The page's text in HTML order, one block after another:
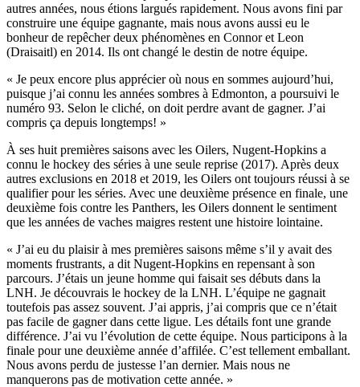
autres années, nous étions largués rapidement. Nous avons fini par
construire une équipe gagnante, mais nous avons aussi eu le
bonheur de repêcher deux phénomènes en Connor et Leon
(Draisaitl) en 2014. Ils ont changé le destin de notre équipe.
« Je peux encore plus apprécier où nous en sommes aujourd’hui,
puisque j’ai connu les années sombres à Edmonton, a poursuivi le
numéro 93. Selon le cliché, on doit perdre avant de gagner. J’ai
compris ça depuis longtemps! »
À ses huit premières saisons avec les Oilers, Nugent-Hopkins a
connu le hockey des séries à une seule reprise (2017). Après deux
autres exclusions en 2018 et 2019, les Oilers ont toujours réussi à se
qualifier pour les séries. Avec une deuxième présence en finale, une
deuxième fois contre les Panthers, les Oilers donnent le sentiment
que les années de vaches maigres restent une histoire lointaine.
« J’ai eu du plaisir à mes premières saisons même s’il y avait des
moments frustrants, a dit Nugent-Hopkins en repensant à son
parcours. J’étais un jeune homme qui faisait ses débuts dans la
LNH. Je découvrais le hockey de la LNH. L’équipe ne gagnait
toutefois pas assez souvent. J’ai appris, j’ai compris que ce n’était
pas facile de gagner dans cette ligue. Les détails font une grande
différence. J’ai vu l’évolution de cette équipe. Nous participons à la
finale pour une deuxième année d’affilée. C’est tellement emballant.
Nous avons perdu de justesse l’an dernier. Mais nous ne
manquerons pas de motivation cette année. »